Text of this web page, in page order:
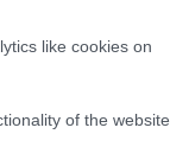
like cookies on
of the website
χρόνια»